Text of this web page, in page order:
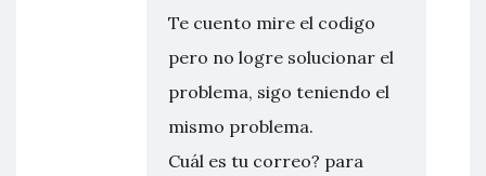
Te cuento mire el codigo
pero no logre solucionar el
problema, sigo teniendo el
mismo problema.
Cuál es tu correo? para